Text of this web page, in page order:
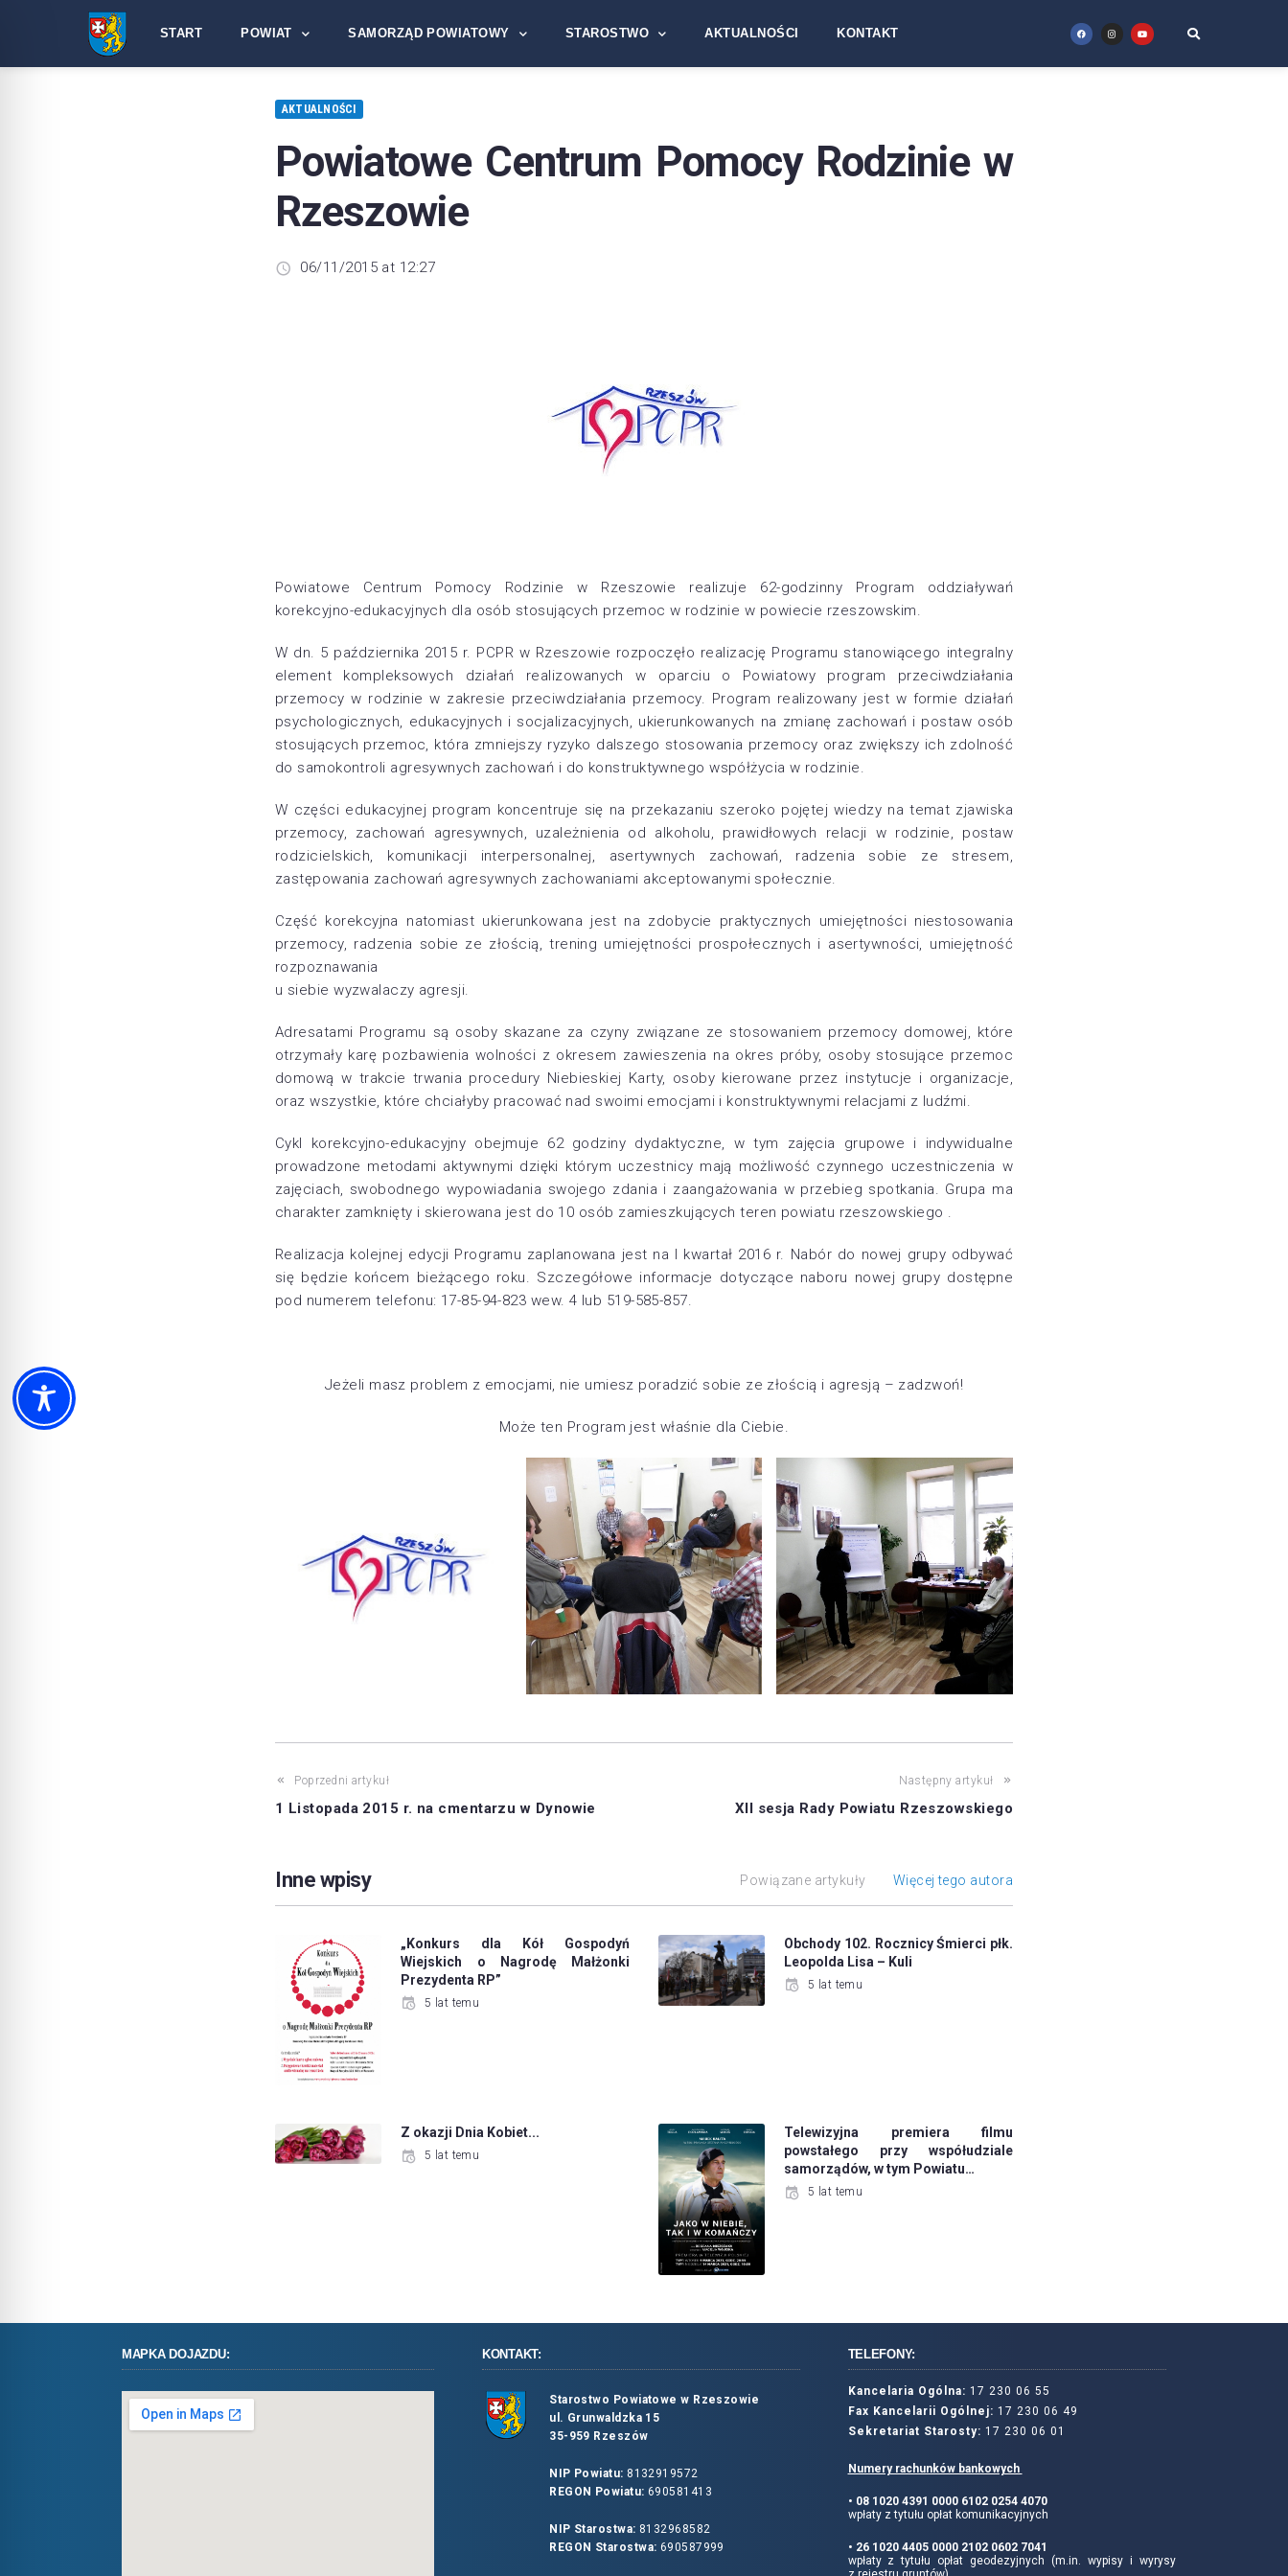
START POWIAT SAMORZĄD POWIATOWY STAROSTWO AKTUALNOŚCI KONTAKT
AKTUALNOŚCI
Powiatowe Centrum Pomocy Rodzinie w
Rzeszowie
06/11/2015 at 12:27
Powiatowe Centrum Pomocy Rodzinie w Rzeszowie realizuje 62-godzinny Program oddziaływań
korekcyjno-edukacyjnych dla osób stosujących przemoc w rodzinie w powiecie rzeszowskim.
W dn. 5 października 2015 r. PCPR w Rzeszowie rozpoczęło realizację Programu stanowiącego integralny
element kompleksowych działań realizowanych w oparciu o Powiatowy program przeciwdziałania
przemocy w rodzinie w zakresie przeciwdziałania przemocy. Program realizowany jest w formie działań
psychologicznych, edukacyjnych i socjalizacyjnych, ukierunkowanych na zmianę zachowań i postaw osób
stosujących przemoc, która zmniejszy ryzyko dalszego stosowania przemocy oraz zwiększy ich zdolność
do samokontroli agresywnych zachowań i do konstruktywnego współżycia w rodzinie.
W części edukacyjnej program koncentruje się na przekazaniu szeroko pojętej wiedzy na temat zjawiska
przemocy, zachowań agresywnych, uzależnienia od alkoholu, prawidłowych relacji w rodzinie, postaw
rodzicielskich, komunikacji interpersonalnej, asertywnych zachowań, radzenia sobie ze stresem,
zastępowania zachowań agresywnych zachowaniami akceptowanymi społecznie.
Część korekcyjna natomiast ukierunkowana jest na zdobycie praktycznych umiejętności niestosowania
przemocy, radzenia sobie ze złością, trening umiejętności prospołecznych i asertywności, umiejętność
rozpoznawania
u siebie wyzwalaczy agresji.
Adresatami Programu są osoby skazane za czyny związane ze stosowaniem przemocy domowej, które
otrzymały karę pozbawienia wolności z okresem zawieszenia na okres próby, osoby stosujące przemoc
domową w trakcie trwania procedury Niebieskiej Karty, osoby kierowane przez instytucje i organizacje,
oraz wszystkie, które chciałyby pracować nad swoimi emocjami i konstruktywnymi relacjami z ludźmi.
Cykl korekcyjno-edukacyjny obejmuje 62 godziny dydaktyczne, w tym zajęcia grupowe i indywidualne
prowadzone metodami aktywnymi dzięki którym uczestnicy mają możliwość czynnego uczestniczenia w
zajęciach, swobodnego wypowiadania swojego zdania i zaangażowania w przebieg spotkania. Grupa ma
charakter zamknięty i skierowana jest do 10 osób zamieszkujących teren powiatu rzeszowskiego .
Realizacja kolejnej edycji Programu zaplanowana jest na I kwartał 2016 r. Nabór do nowej grupy odbywać
się będzie końcem bieżącego roku. Szczegółowe informacje dotyczące naboru nowej grupy dostępne
pod numerem telefonu: 17-85-94-823 wew. 4 lub 519-585-857.
Jeżeli masz problem z emocjami, nie umiesz poradzić sobie ze złością i agresją – zadzwoń!
Może ten Program jest właśnie dla Ciebie.
Poprzedni artykuł
1 Listopada 2015 r. na cmentarzu w Dynowie
Następny artykuł
XII sesja Rady Powiatu Rzeszowskiego
Inne wpisy Powiązane artykuły Więcej tego autora
„Konkurs dla Kół Gospodyń
Wiejskich o Nagrodę Małżonki
Prezydenta RP”
5 lat temu
Obchody 102. Rocznicy Śmierci płk.
Leopolda Lisa – Kuli
5 lat temu
Z okazji Dnia Kobiet...
5 lat temu
Telewizyjna premiera filmu
powstałego przy współudziale
samorządów, w tym Powiatu…
5 lat temu
MAPKA DOJAZDU: KONTAKT:
Starostwo Powiatowe w Rzeszowie
ul. Grunwaldzka 15
35-959 Rzeszów
NIP Powiatu: 8132919572
REGON Powiatu: 690581413
NIP Starostwa: 8132968582
REGON Starostwa: 690587999
TELEFONY:
Kancelaria Ogólna: 17 230 06 55
Fax Kancelarii Ogólnej: 17 230 06 49
Sekretariat Starosty: 17 230 06 01
Numery rachunków bankowych
• 08 1020 4391 0000 6102 0254 4070
wpłaty z tytułu opłat komunikacyjnych
• 26 1020 4405 0000 2102 0602 7041
wpłaty z tytułu opłat geodezyjnych (m.in. wypisy i wyrysy